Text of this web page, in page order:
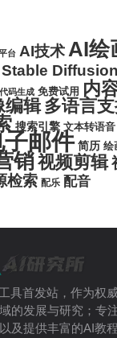
台 AI技术AI绘
Stable Diffusion
代码生成 免费试用 内
编辑 多语言
搜索引擎 文本转语音
邮件 简历 绘
销视频剪辑
检索 配乐 配音
具首发站，作为权
的发展与研究；专
及提供丰富的AI教